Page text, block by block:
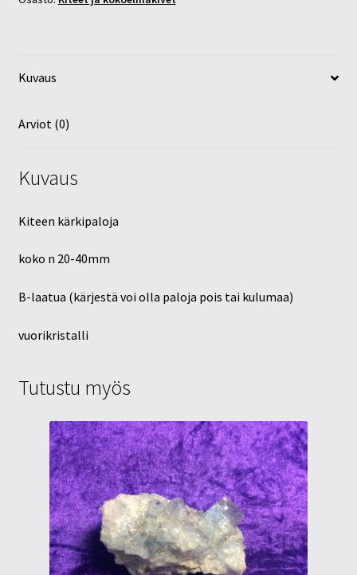
Kuvaus
Arviot (0)
Kuvaus
Kiteen kärkipaloja
koko n 20-40mm
B-laatua (kärjestä voi olla paloja pois tai kulumaa)
vuorikristalli
Tutustu myös